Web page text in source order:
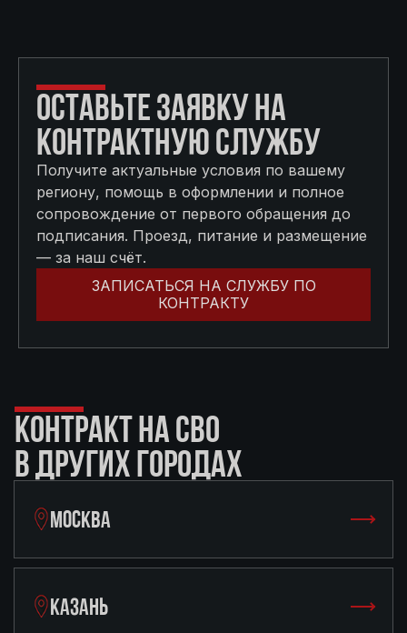
ОСТАВЬТЕ ЗАЯВКУ НА
КОНТРАКТНУЮ СЛУЖБУ
Получите актуальные условия по вашему
региону, помощь в оформлении и полное
сопровождение от первого обращения до
подписания. Проезд, питание и размещение
— за наш счёт.
ЗАПИСАТЬСЯ НА СЛУЖБУ ПО
КОНТРАКТУ
КОНТРАКТ НА СВО
В ДРУГИХ ГОРОДАХ
МОСКВА
КАЗАНЬ